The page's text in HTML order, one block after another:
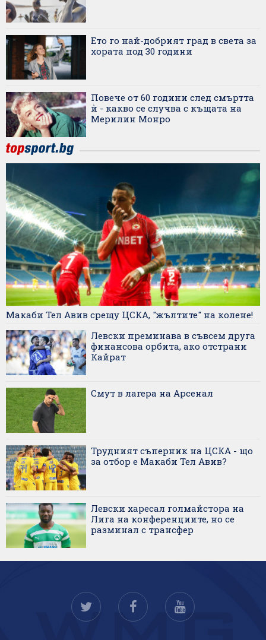
Ето го най-добрият град в света за
хората под 30 години
Повече от 60 години след смъртта
ѝ - какво се случва с къщата на
Мерилин Монро
Макаби Тел Авив срещу ЦСКА, "жълтите" на колене!
Левски преминава в съвсем друга
финансова орбита, ако отстрани
Кайрат
Смут в лагера на Арсенал
Трудният съперник на ЦСКА - що
за отбор е Макаби Тел Авив?
Левски харесал голмайстора на
Лига на конференциите, но се
разминал с трансфер